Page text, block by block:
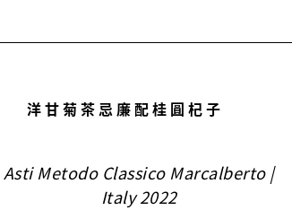
洋甘菊茶忌廉配桂圓杞子
Asti Metodo Classico Marcalberto |
Italy 2022